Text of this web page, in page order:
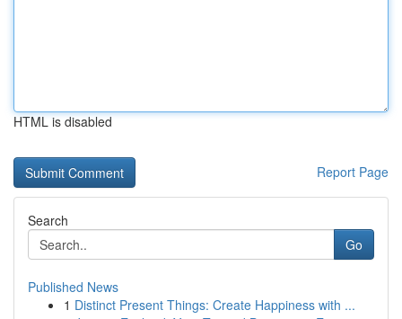
HTML is disabled
Report Page
Search
Go
Published News
1 Distinct Present Things: Create Happiness with ...